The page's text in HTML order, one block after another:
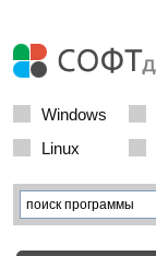
Windows
Linux